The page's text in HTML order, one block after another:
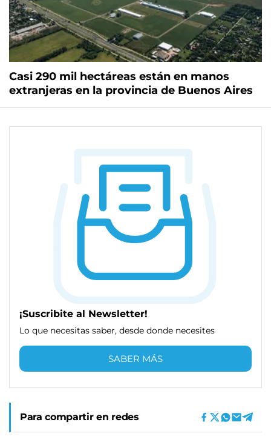
Casi 290 mil hectáreas están en manos
extranjeras en la provincia de Buenos Aires
¡Suscribite al Newsletter!
Lo que necesitas saber, desde donde necesites
SABER MÁS
Para compartir en redes